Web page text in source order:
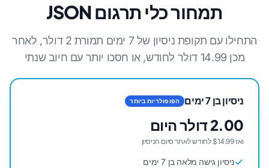
תמחור כלי תרגום JSON
התחילו עם תקופת ניסיון של 7 ימים תמורת 2 דולר, לאחר
מכן 14.99 דולר לחודש, או חסכו יותר עם חיוב שנתי
ניסיון בן 7 ימים הפופולריות ביותר
2.00 דולר היום
ואז $14.99 לחודש לאחר סיום הניסיון
ניסיון גישה מלאה בן 7 ימים